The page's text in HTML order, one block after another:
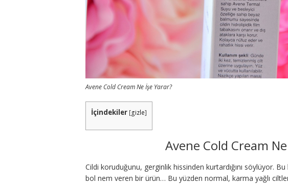
Avene Cold Cream Ne İşe Yarar?
İçindekiler [gizle]
Avene Cold Cream
Cildi koruduğunu, gerginlik hissinden kurtardığını söylüyor.
bol nem veren bir ürün… Bu yüzden normal, karma yağlı